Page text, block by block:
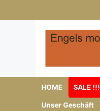
Inhalt
HOME SALE !!!
Unser Geschäft